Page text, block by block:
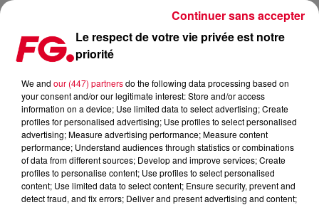
L’ÉLECTRO, GRANDE ABSENTE DES VICTOIRES DE LA
Publié : 12 janvier 2021 à 10h27 par Christophe HUBERT
Le respect de votre vie privée est notre
priorité
We and our (447) partnersdo the following data processing based on
your consent and/or our legitimate interest: Store and/or access
information on a device; Use limited data to select advertising; Create
profiles for personalised advertising; Use profiles to select personalised
advertising; Measure advertising performance; Measure content
performance; Understand audiences through statistics or combinations
of data from different sources; Develop and improve services; Create
profiles to personalise content; Use profiles to select personalised
content; Use limited data to select content; Ensure security, prevent and
detect fraud, and fix errors; Deliver and present advertising and content;
Continuer sans accepter